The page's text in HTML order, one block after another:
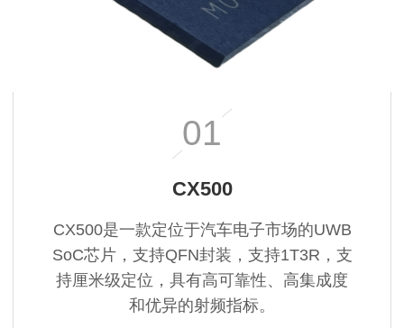
01
CX500
CX500是一款定位于汽车电子市场的UWB
SoC芯片，支持QFN封装，支持1T3R，支
持厘米级定位，具有高可靠性、高集成度
和优异的射频指标。